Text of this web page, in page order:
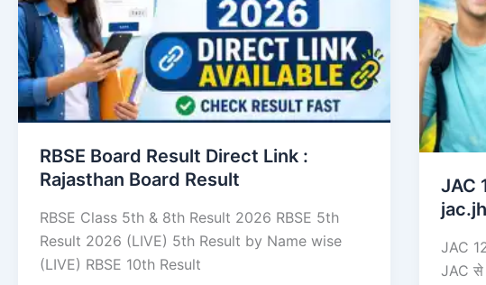
RBSE Board Result Direct Link : ​
Rajasthan Board Result
RBSE Class 5th & 8th Result 2026 RBSE 5th
Result 2026 (LIVE) 5th Result by Name wise
(LIVE) RBSE 10th Result
JAC
JAC
JAC से